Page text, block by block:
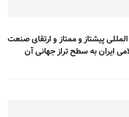
المللی پیشتاز و ممتاز و ارتقای صنعت
ایران به سطح تراز جهانی آن